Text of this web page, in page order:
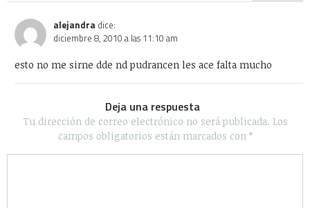
alejandra dice:
diciembre 8, 2010 a las 11:10 am
esto no me sirne dde nd pudrancen les ace falta mucho
Deja una respuesta
Tu dirección de correo electrónico no será publicada. Los
campos obligatorios están marcados con *